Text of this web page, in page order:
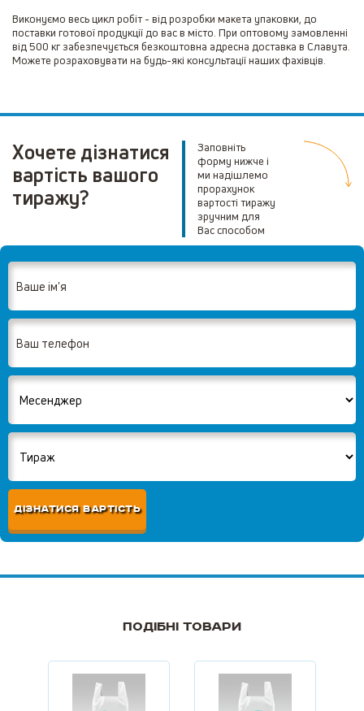
Виконуємо весь цикл робіт - від розробки макета упаковки, до
поставки готової продукції до вас в місто. При оптовому замовленні
від 500 кг забезпечується безкоштовна адресна доставка в Славута.
Можете розраховувати на будь-які консультації наших фахівців.
Хочете дізнатися
вартість вашого
тиражу?
Заповніть
форму нижче і
ми надішлемо
прорахунок
вартості тиражу
зручним для
Вас способом
ДІЗНАТИСЯ ВАРТІСТЬ
Подібні товари